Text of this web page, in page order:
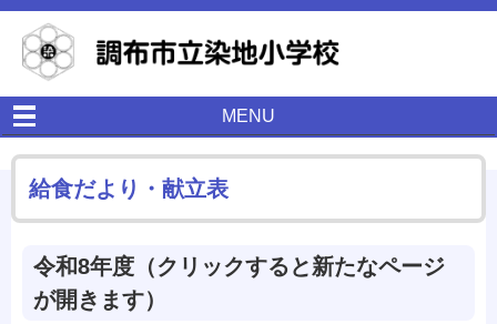
MENU
給食だより・献立表
令和8年度（クリックすると新たなページ
が開きます）